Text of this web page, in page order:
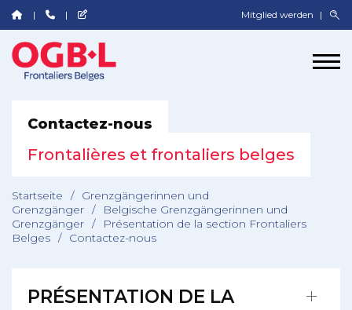
Mitglied werden
Contactez-nous
Frontalières et frontaliers belges
Startseite /
Grenzgängerinnen und
Grenzgänger /
Belgische Grenzgängerinnen und
Grenzgänger /
Présentation de la section Frontaliers
Belges / Contactez-nous
PRÉSENTATION DE LA